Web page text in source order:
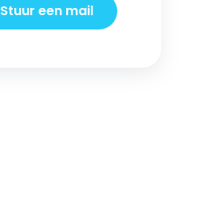
Stuur een mail